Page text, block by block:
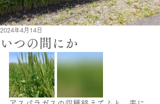
いつの間にか
2024年4月14日